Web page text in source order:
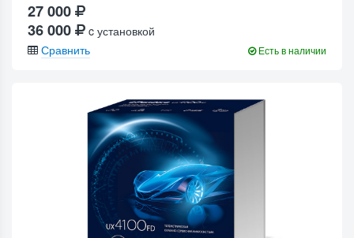
27 000
36 000
c установкой
Сравнить
Есть в наличии